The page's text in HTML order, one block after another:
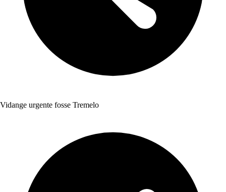
Vidange urgente fosse Tremelo